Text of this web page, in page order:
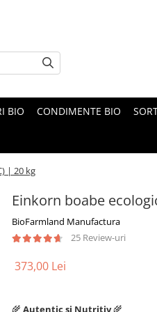
BIO CONDIMENTE BIO
| 20 kg
Einkorn boabe
BioFarmland Manufactura
25 Review-uri
373,00 Lei
🌾Autentic și Nutritiv🌾